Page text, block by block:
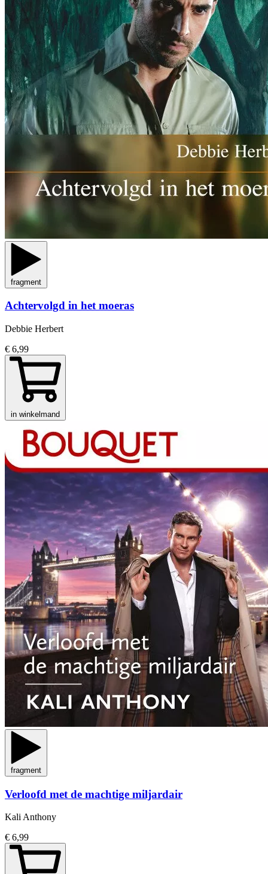
fragment
Achtervolgd in het moeras
Debbie Herbert
€ 6,99
in winkelmand
fragment
Verloofd met de machtige miljardair
Kali Anthony
€ 6,99